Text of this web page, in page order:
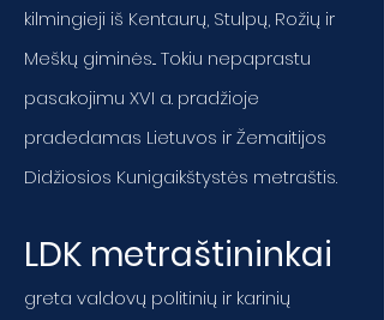
kilmingieji iš Kentaurų, Stulpų, Rožių ir
Meškų giminės... Tokiu nepaprastu
pasakojimu XVI a. pradžioje
pradedamas Lietuvos ir Žemaitijos
Didžiosios Kunigaikštystės metraštis.
LDK metraštininkai
greta valdovų politinių ir karinių